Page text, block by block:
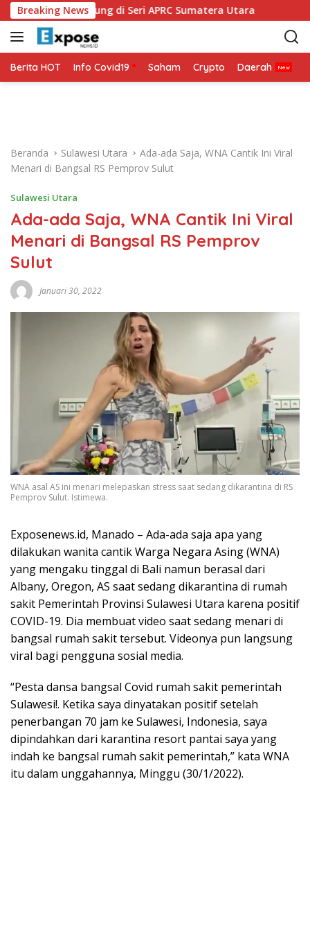
a
g
u
Breaking News
Siap Bertarung di Seri APRC Sumatera Utara
Berita HOT Info Covid19 Saham Crypto Daerah
Beranda Sulawesi Utara
Ada-ada Saja, WNA Cantik Ini Viral
Menari di Bangsal RS Pemprov Sulut
Sulawesi Utara
Ada-ada Saja, WNA Cantik Ini Viral
Menari di Bangsal RS Pemprov
Sulut
Januari 30, 2022
WNA asal AS ini menari melepaskan stress saat sedang dikarantina di RS
Pemprov Sulut. Istimewa.
Exposenews.id, Manado – Ada-ada saja apa yang
dilakukan wanita cantik Warga Negara Asing (WNA)
yang mengaku tinggal di Bali namun berasal dari
Albany, Oregon, AS saat sedang dikarantina di rumah
sakit Pemerintah Provinsi Sulawesi Utara karena positif
COVID-19. Dia membuat video saat sedang menari di
bangsal rumah sakit tersebut. Videonya pun langsung
viral bagi pengguna sosial media.
“Pesta dansa bangsal Covid rumah sakit pemerintah
Sulawesi!. Ketika saya dinyatakan positif setelah
penerbangan 70 jam ke Sulawesi, Indonesia, saya
dipindahkan dari karantina resort pantai saya yang
indah ke bangsal rumah sakit pemerintah,” kata WNA
itu dalam unggahannya, Minggu (30/1/2022).